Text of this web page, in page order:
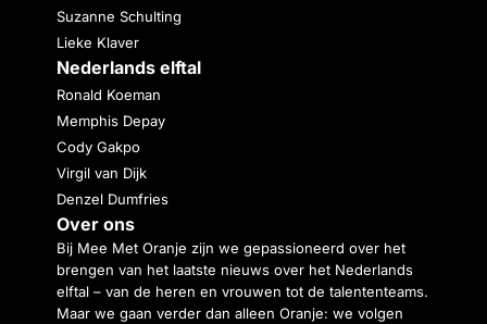
Suzanne Schulting
Lieke Klaver
Nederlands elftal
Ronald Koeman
Memphis Depay
Cody Gakpo
Virgil van Dijk
Denzel Dumfries
Over ons
Bij Mee Met Oranje zijn we gepassioneerd over het
brengen van het laatste nieuws over het Nederlands
elftal – van de heren en vrouwen tot de talententeams.
Maar we gaan verder dan alleen Oranje: we volgen